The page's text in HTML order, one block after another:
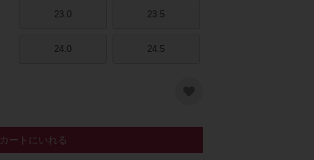
23.0 23.5
24.0 24.5
カートにいれる